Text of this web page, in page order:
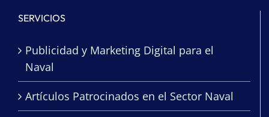
SERVICIOS
Publicidad y Marketing Digital para el
Naval
Artículos Patrocinados en el Sector Naval